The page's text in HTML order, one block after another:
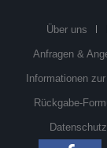
Über uns
Anfragen &
Informationen
Rückgabe-
Datenschutz